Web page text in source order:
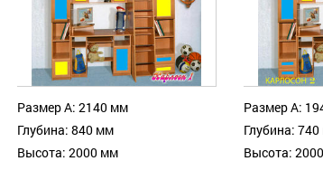
Размер А: 2140 мм
Глубина: 840 мм
Высота: 2000 мм
Размер А:
Глубина:
Высота: